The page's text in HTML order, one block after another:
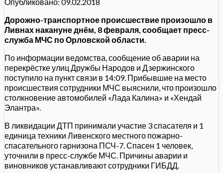
Дорожно-транспортное происшествие произошло в
Ливнах накануне днём, 8 февраля, сообщает пресс-
служба МЧС по Орловской области.
По информации ведомства, сообщение об аварии на
перекрёстке улиц Дружбы Народов и Дзержинского
поступило на пункт связи в 14:09. Прибывшие на место
происшествия сотрудники МЧС выяснили, что произошло
столкновение автомобилей «Лада Калина» и «Хендай
Элантра».
В ликвидации ДТП принимали участие 3 спасателя и 1
единица техники Ливенского местного пожарно-
спасательного гарнизона ПСЧ-7. Спасен 1 человек,
уточнили в пресс-службе МЧС. Причины аварии и
виновников устанавливают сотрудники ГИБДД.